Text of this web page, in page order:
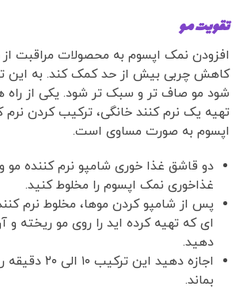
تقویت مو
افزودن نمک اپسوم به محصولات مراقبت از
کاهش چربی بیش از حد کمک کند. به این
شود مو صاف تر و سبک تر شود. یکی از راه
تهیه یک نرم کنند خانگی، ترکیب کردن نرم
اپسوم به صورت مساوی است.
دو قاشق غذا خوری شامپو نرم کننده مو
غذاخوری نمک اپسوم را مخلوط کنید.
پس از شامپو کردن موها، مخلوط نرم
ای که تهیه کرده اید را روی مو ریخته و
دهید.
اجازه دهید این
بماند.